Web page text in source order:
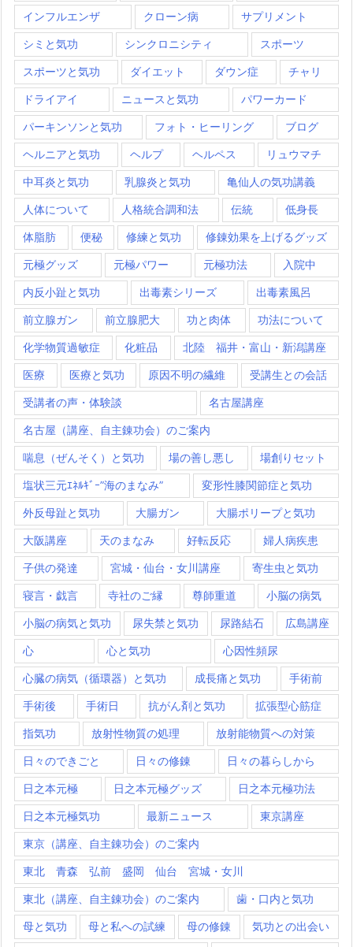
インフルエンザ クローン病 サプリメント
シミと気功 シンクロニシティ スポーツ
スポーツと気功 ダイエット ダウン症 チャリ
ドライアイ ニュースと気功 パワーカード
パーキンソンと気功 フォト・ヒーリング ブログ
ヘルニアと気功 ヘルプ ヘルペス リュウマチ
中耳炎と気功 乳腺炎と気功 亀仙人の気功講義
人体について 人格統合調和法 伝統 低身長
体脂肪 便秘 修練と気功 修錬効果を上げるグッズ
元極グッズ 元極パワー 元極功法 入院中
内反小趾と気功 出毒素シリーズ 出毒素風呂
前立腺ガン 前立腺肥大 功と肉体 功法について
化学物質過敏症 化粧品 北陸 福井・富山・新潟講座
医療 医療と気功 原因不明の繊維 受講生との会話
受講者の声・体験談 名古屋講座
名古屋（講座、自主錬功会）のご案内
喘息（ぜんそく）と気功 場の善し悪し 場創りセット
塩状三元ｴﾈﾙｷﾞｰ”海のまなみ” 変形性膝関節症と気功
外反母趾と気功 大腸ガン 大腸ポリープと気功
大阪講座 天のまなみ 好転反応 婦人病疾患
子供の発達 宮城・仙台・女川講座 寄生虫と気功
寝言・戯言 寺社のご縁 尊師重道 小脳の病気
小脳の病気と気功 尿失禁と気功 尿路結石 広島講座
心 心と気功 心因性頻尿
心臓の病気（循環器）と気功 成長痛と気功 手術前
手術後 手術日 抗がん剤と気功 拡張型心筋症
指気功 放射性物質の処理 放射能物質への対策
日々のできごと 日々の修錬 日々の暮らしから
日之本元極 日之本元極グッズ 日之本元極功法
日之本元極気功 最新ニュース 東京講座
東京（講座、自主錬功会）のご案内
東北 青森 弘前 盛岡 仙台 宮城・女川
東北（講座、自主錬功会）のご案内 歯・口内と気功
母と気功 母と私への試練 母の修錬 気功との出会い